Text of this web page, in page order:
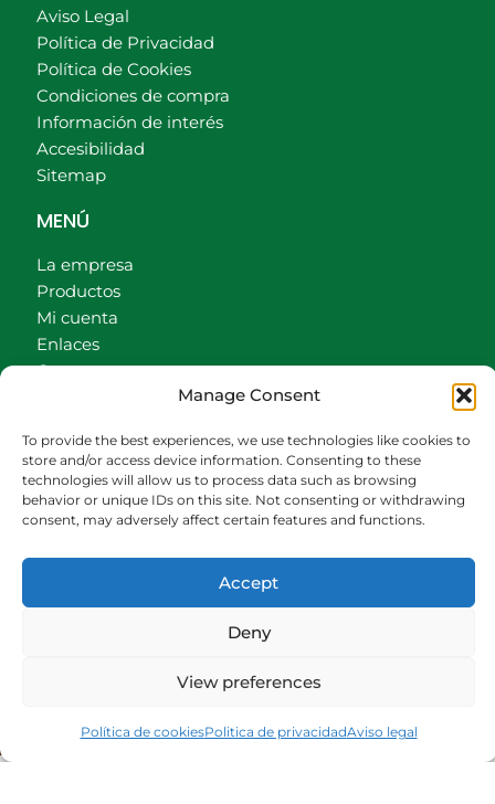
Manage Consent
To provide the best experiences, we use technologies like cookies to
store and/or access device information. Consenting to these
technologies will allow us to process data such as browsing
behavior or unique IDs on this site. Not consenting or withdrawing
consent, may adversely affect certain features and functions.
Accept
Deny
View preferences
Política de cookiesPolitica de privacidadAviso legal
Aviso Legal
Política de Privacidad
Política de Cookies
Condiciones de compra
Información de interés
Accesibilidad
Sitemap
MENÚ
La empresa
Productos
Mi cuenta
Enlaces
Contacto
CONTACTO
942540013
comercial@bediaycabarga.com
De lunes a viernes de 8:30 a 13:00 y de 15:00 a
Webmaster:Nuética Informática